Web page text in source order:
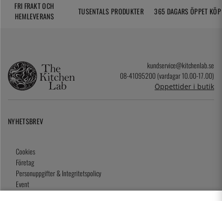
FRI FRAKT OCH
HEMLEVERANS
TUSENTALS PRODUKTER 365 DAGARS ÖPPET KÖP
kundservice@kitchenlab.se
08-41095200 (vardagar 10.00-17.00)
Öppettider i butik
NYHETSBREV
Cookies
Företag
Personuppgifter & Integritetspolicy
Event